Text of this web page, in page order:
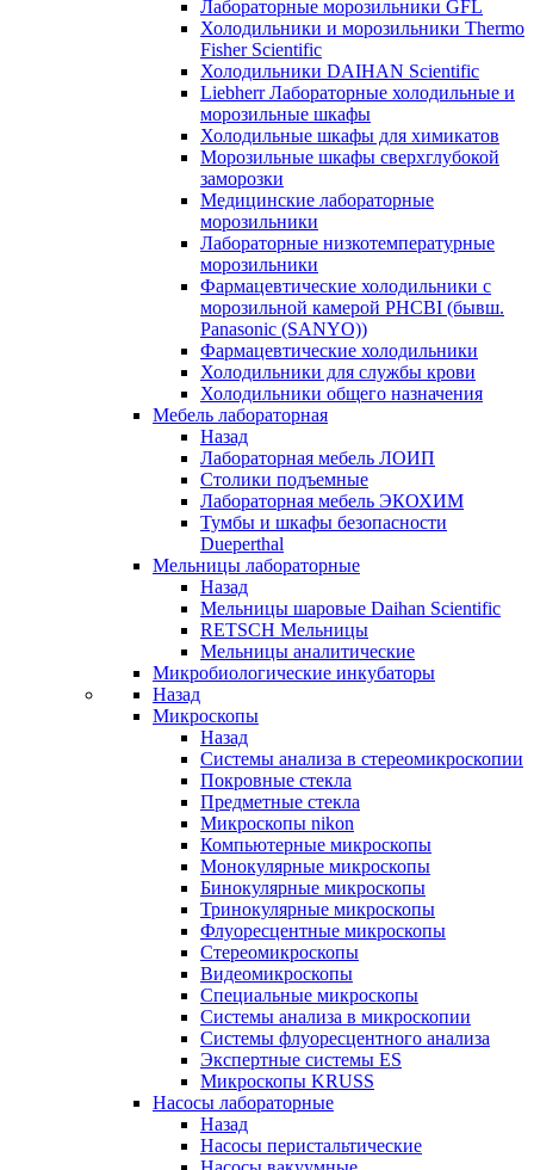
Лабораторные морозильники GFL
Холодильники и морозильники Thermo
Fisher Scientific
Холодильники DAIHAN Scientific
Liebherr Лабораторные холодильные и
морозильные шкафы
Холодильные шкафы для химикатов
Морозильные шкафы сверхглубокой
заморозки
Медицинские лабораторные
морозильники
Лабораторные низкотемпературные
морозильники
Фармацевтические холодильники с
морозильной камерой PHCBI (бывш.
Panasonic (SANYO))
Фармацевтические холодильники
Холодильники для службы крови
Холодильники общего назначения
Мебель лабораторная
Назад
Лабораторная мебель ЛОИП
Столики подъемные
Лабораторная мебель ЭКОХИМ
Тумбы и шкафы безопасности
Dueperthal
Мельницы лабораторные
Назад
Мельницы шаровые Daihan Scientific
RETSCH Мельницы
Мельницы аналитические
Микробиологические инкубаторы
Назад
Микроскопы
Назад
Системы анализа в стереомикроскопии
Покровные стекла
Предметные стекла
Микроскопы nikon
Компьютерные микроскопы
Монокулярные микроскопы
Бинокулярные микроскопы
Тринокулярные микроскопы
Флуоресцентные микроскопы
Стереомикроскопы
Видеомикроскопы
Специальные микроскопы
Системы анализа в микроскопии
Системы флуоресцентного анализа
Экспертные системы ES
Микроскопы KRUSS
Насосы лабораторные
Назад
Насосы перистальтические